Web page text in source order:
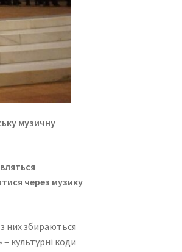
музичну
через музику
них збираються
культурні коди